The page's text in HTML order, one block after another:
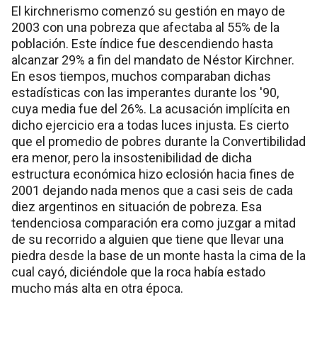
El kirchnerismo comenzó su gestión en mayo de
2003 con una pobreza que afectaba al 55% de la
población. Este índice fue descendiendo hasta
alcanzar 29% a fin del mandato de Néstor Kirchner.
En esos tiempos, muchos comparaban dichas
estadísticas con las imperantes durante los '90,
cuya media fue del 26%. La acusación implícita en
dicho ejercicio era a todas luces injusta. Es cierto
que el promedio de pobres durante la Convertibilidad
era menor, pero la insostenibilidad de dicha
estructura económica hizo eclosión hacia fines de
2001 dejando nada menos que a casi seis de cada
diez argentinos en situación de pobreza. Esa
tendenciosa comparación era como juzgar a mitad
de su recorrido a alguien que tiene que llevar una
piedra desde la base de un monte hasta la cima de la
cual cayó, diciéndole que la roca había estado
mucho más alta en otra época.